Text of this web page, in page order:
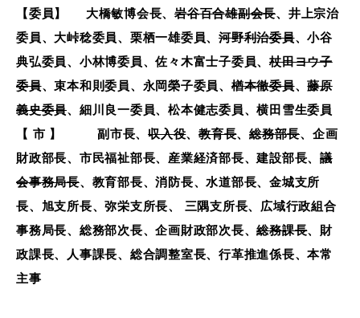
観光・飲食
場面から探す
妊娠・出産 子育て
教育 出会い・結婚
【委員】 大橋敏博会長、岩谷百合雄副会長、井上宗治
委員、大峠稔委員、栗栖一雄委員、河野利治委員、小谷
典弘委員、小林博委員、佐々木富士子委員、杖田ヨウ子
委員、束本和則委員、永岡榮子委員、楢本徹委員、藤原
義史委員、細川良一委員、松本健志委員、横田雪生委員
【 市 】 副市長、収入役、教育長、総務部長、企画
財政部長、市民福祉部長、産業経済部長、建設部長、議
会事務局長、教育部長、消防長、水道部長、金城支所
長、旭支所長、弥栄支所長、 三隅支所長、広域行政組合
事務局長、総務部次長、企画財政部次長、総務課長、財
政課長、人事課長、総合調整室長、行革推進係長、本常
主事